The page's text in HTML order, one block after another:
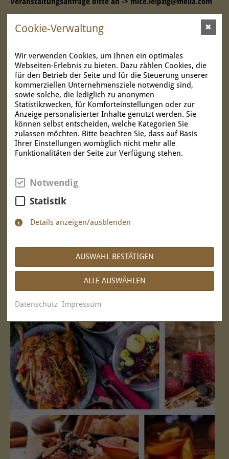
WEIHNACHTSFEIER UND GÄNSEESSEN
SILVESTER 2026 IN LEIPZIG
TISCH RESERVIEREN
Weihnachtsfeier, Gänseessen oder Iglu
& Fondue auf der Dachterrasse
Ein Haus – Alle Möglichkeiten! Weihnachtsmarkt, Glühwein und
der Duft nach Gänsebraten. Freuen Sie sich auf die
Weihnachtszeit und übergeben Sie die Planung Ihrer
Feierlichkeiten in unsere Hände.
Das INNSIDE by Meliá liegt im Zentrum von Leipzig gegenüber
der Thomaskirche, direkt am Weihnachtsmarkt und bietet
neben Hotelzimmern und Tagungsmöglichkeiten verschiedene
Locations für Ihre Weihnachtsfeier:
Freunde & Kollegen:Iglu & Fondue auf der Dachterrasse
Lounge
Zu zweit, mit der Familie oder dem Team von 2 – 9 Personen:
Weihnachtsessen im Syndeo
Exklusivbuchung unserer Dinnershow "7 Paintings" für bis zu 36
Weihnachtsparty mit Kunden oder Team für bis zu 26 Personen:
VIP Lounge auf der Dachterrasse
Weihnachtsfeier mit der Firma oder den Kunden von 40 – 180
Personen:SKY LOUNGE
Gans to go
Cookie-Verwaltung
Wir verwenden Cookies, um Ihnen ein optimales
Webseiten-Erlebnis zu bieten. Dazu zählen Cookies, die
für den Betrieb der Seite und für die Steuerung unserer
kommerziellen Unternehmensziele notwendig sind,
sowie solche, die lediglich zu anonymen
Statistikzwecken, für Komforteinstellungen oder zur
Anzeige personalisierter Inhalte genutzt werden. Sie
können selbst entscheiden, welche Kategorien Sie
zulassen möchten. Bitte beachten Sie, dass auf Basis
Ihrer Einstellungen womöglich nicht mehr alle
Funktionalitäten der Seite zur Verfügung stehen.
Notwendig
Statistik
Details anzeigen/ausblenden
AUSWAHL BESTÄTIGEN
ALLE AUSWÄHLEN
Datenschutz Impressum
✖